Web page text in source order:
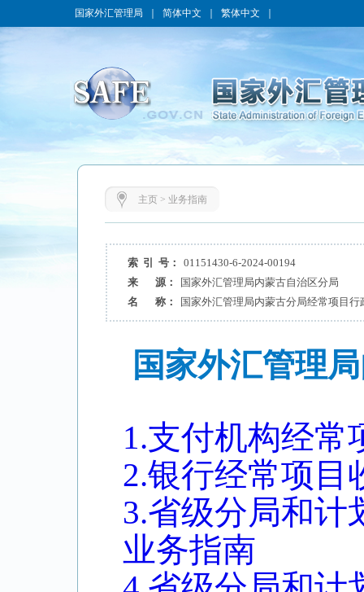
国家外汇管理局 简体中文 繁体中文
主页> 业务指南
索 引 号：
01151430-6-2024-00194
来 源：
国家外汇管理局内蒙古自治区分局
名 称：
国家外汇管理局内蒙古分局经常项目行
国家外汇管理
1.支付机构经常
2.银行经常项目
3.省级分局和计
业务指南